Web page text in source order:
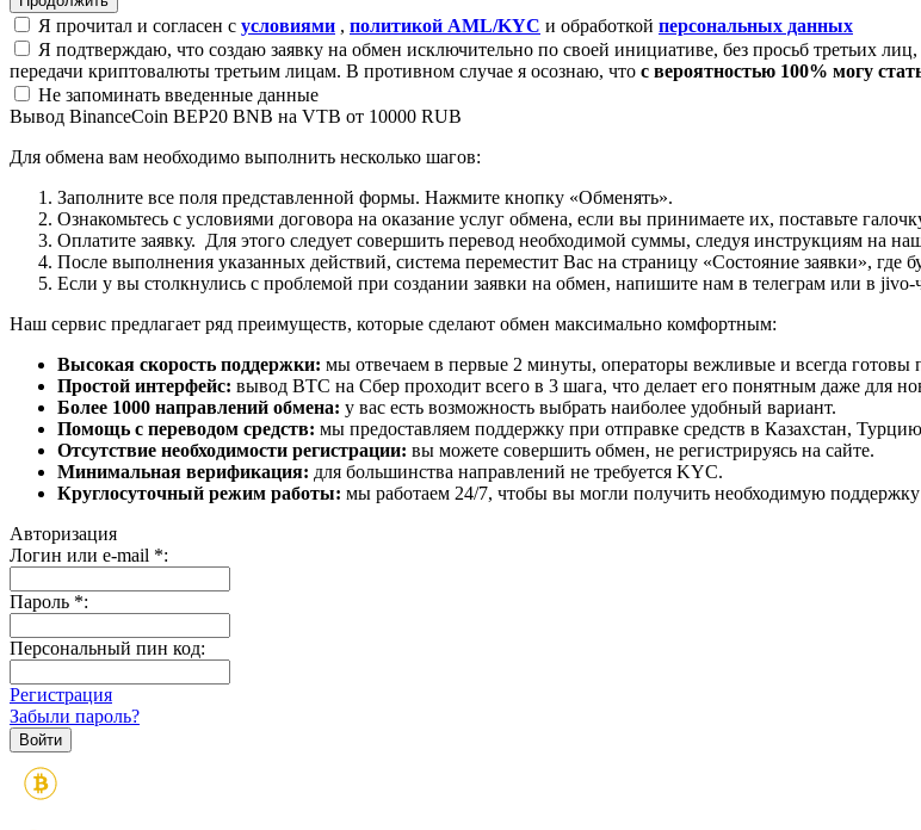
Я прочитал и согласен с условиями , политикой AML/KYC и обработкой персональных данных
Я подтверждаю, что создаю заявку на обмен исключительно по своей инициативе, без просьб третьих
передачи криптовалюты третьим лицам. В противном случае я осознаю, что с вероятностью 100% могу
Не запоминать введенные данные
Вывод BinanceCoin BEP20 BNB на VTB от 10000 RUB
Для обмена вам необходимо выполнить несколько шагов:
Заполните все поля представленной формы. Нажмите кнопку «Обменять».
Ознакомьтесь с условиями договора на оказание услуг обмена, если вы принимаете их, поставьте
Оплатите заявку. Для этого следует совершить перевод необходимой суммы, следуя инструкциям на
После выполнения указанных действий, система переместит Вас на страницу «Состояние заявки», где
Если у вы столкнулись с проблемой при создании заявки на обмен, напишите нам в телеграм или в
Наш сервис предлагает ряд преимуществ, которые сделают обмен максимально комфортным:
Высокая скорость поддержки: мы отвечаем в первые 2 минуты, операторы вежливые и всегда готовы
Простой интерфейс: вывод BTC на Сбер проходит всего в 3 шага, что делает его понятным даже для
Более 1000 направлений обмена: у вас есть возможность выбрать наиболее удобный вариант.
Помощь с переводом средств: мы предоставляем поддержку при отправке средств в Казахстан,
Отсутствие необходимости регистрации: вы можете совершить обмен, не регистрируясь на сайте.
Минимальная верификация: для большинства направлений не требуется KYC.
Круглосуточный режим работы: мы работаем 24/7, чтобы вы могли получить необходимую
Авторизация
Логин или e-mail *:
Пароль *:
Персональный пин код:
Регистрация
Забыли пароль?